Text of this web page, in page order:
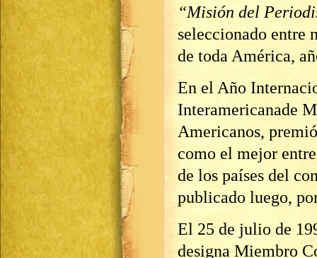
“Misión del
seleccionado entre
de toda América,
En el Año
Interamericanade
Americanos,
como el mejor
de los países del
publicado luego,
El 25 de julio de
designa Miembro